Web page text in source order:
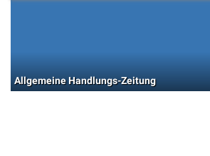
Allgemeine Handlungs-Zeitung